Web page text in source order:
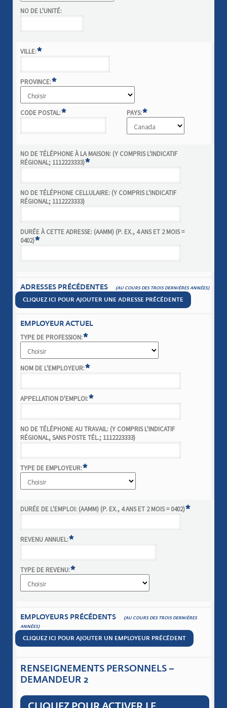
NO DE L'UNITÉ:
VILLE:*
PROVINCE:*
CODE POSTAL:* PAYS:*
NO DE TÉLÉPHONE À LA MAISON: (Y COMPRIS L'INDICATIF
RÉGIONAL; 1112223333)*
NO DE TÉLÉPHONE CELLULAIRE: (Y COMPRIS L'INDICATIF
RÉGIONAL; 1112223333)
DURÉE À CETTE ADRESSE: (AAMM) (P. EX., 4 ANS ET 2 MOIS =
0402)*
ADRESSES PRÉCÉDENTES (AU COURS DES TROIS DERNIÈRES ANNÉES)
CLIQUEZ ICI POUR AJOUTER UNE ADRESSE PRÉCÉDENTE
EMPLOYEUR ACTUEL
TYPE DE PROFESSION:*
NOM DE L'EMPLOYEUR:*
APPELLATION D'EMPLOI:*
NO DE TÉLÉPHONE AU TRAVAIL: (Y COMPRIS L'INDICATIF
RÉGIONAL, SANS POSTE TÉL.; 1112223333)
TYPE DE EMPLOYEUR:*
DURÉE DE L'EMPLOI: (AAMM) (P. EX., 4 ANS ET 2 MOIS = 0402)*
REVENU ANNUEL:*
TYPE DE REVENU:*
EMPLOYEURS PRÉCÉDENTS
(AU COURS DES TROIS DERNIÈRES
ANNÉES)
CLIQUEZ ICI POUR AJOUTER UN EMPLOYEUR PRÉCÉDENT
RENSEIGNEMENTS PERSONNELS –
DEMANDEUR 2